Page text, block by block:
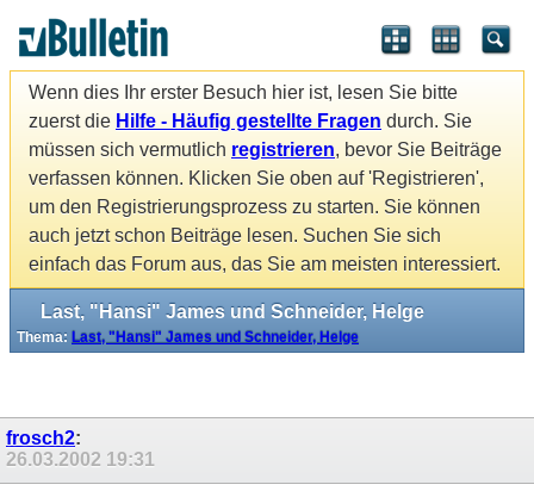
Wenn dies Ihr erster Besuch hier ist, lesen Sie bitte
zuerst die Hilfe - Häufig gestellte Fragen durch. Sie
müssen sich vermutlich registrieren, bevor Sie Beiträge
verfassen können. Klicken Sie oben auf 'Registrieren',
um den Registrierungsprozess zu starten. Sie können
auch jetzt schon Beiträge lesen. Suchen Sie sich
einfach das Forum aus, das Sie am meisten interessiert.
Last, "Hansi" James und Schneider, Helge
Thema: Last, "Hansi" James und Schneider, Helge
frosch2:
26.03.2002 19:31